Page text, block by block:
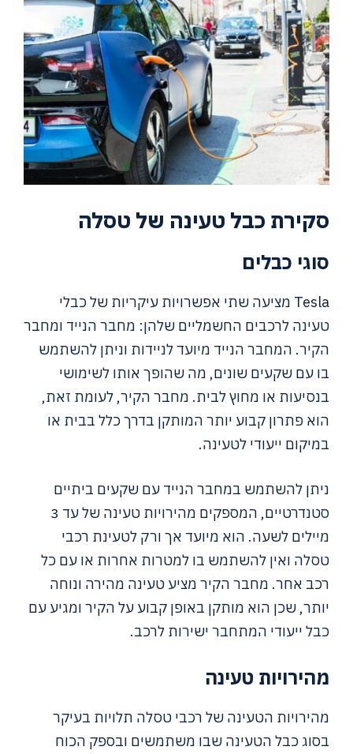
סקירת כבל טעינה של טסלה
סוגי כבלים
Tesla מציעה שתי אפשרויות עיקריות של כבלי
טעינה לרכבים החשמליים שלהן: מחבר הנייד ומחבר
הקיר. המחבר הנייד מיועד לניידות וניתן להשתמש
בו עם שקעים שונים, מה שהופך אותו לשימושי
בנסיעות או מחוץ לבית. מחבר הקיר, לעומת זאת,
הוא פתרון קבוע יותר המותקן בדרך כלל בבית או
במיקום ייעודי לטעינה.
ניתן להשתמש במחבר הנייד עם שקעים ביתיים
סטנדרטיים, המספקים מהירויות טעינה של עד 3
מיילים לשעה. הוא מיועד אך ורק לטעינת רכבי
טסלה ואין להשתמש בו למטרות אחרות או עם כל
רכב אחר. מחבר הקיר מציע טעינה מהירה ונוחה
יותר, שכן הוא מותקן באופן קבוע על הקיר ומגיע עם
כבל ייעודי המתחבר ישירות לרכב.
מהירויות טעינה
מהירויות הטעינה של רכבי טסלה תלויות בעיקר
בסוג כבל הטעינה שבו משתמשים ובספק הכוח